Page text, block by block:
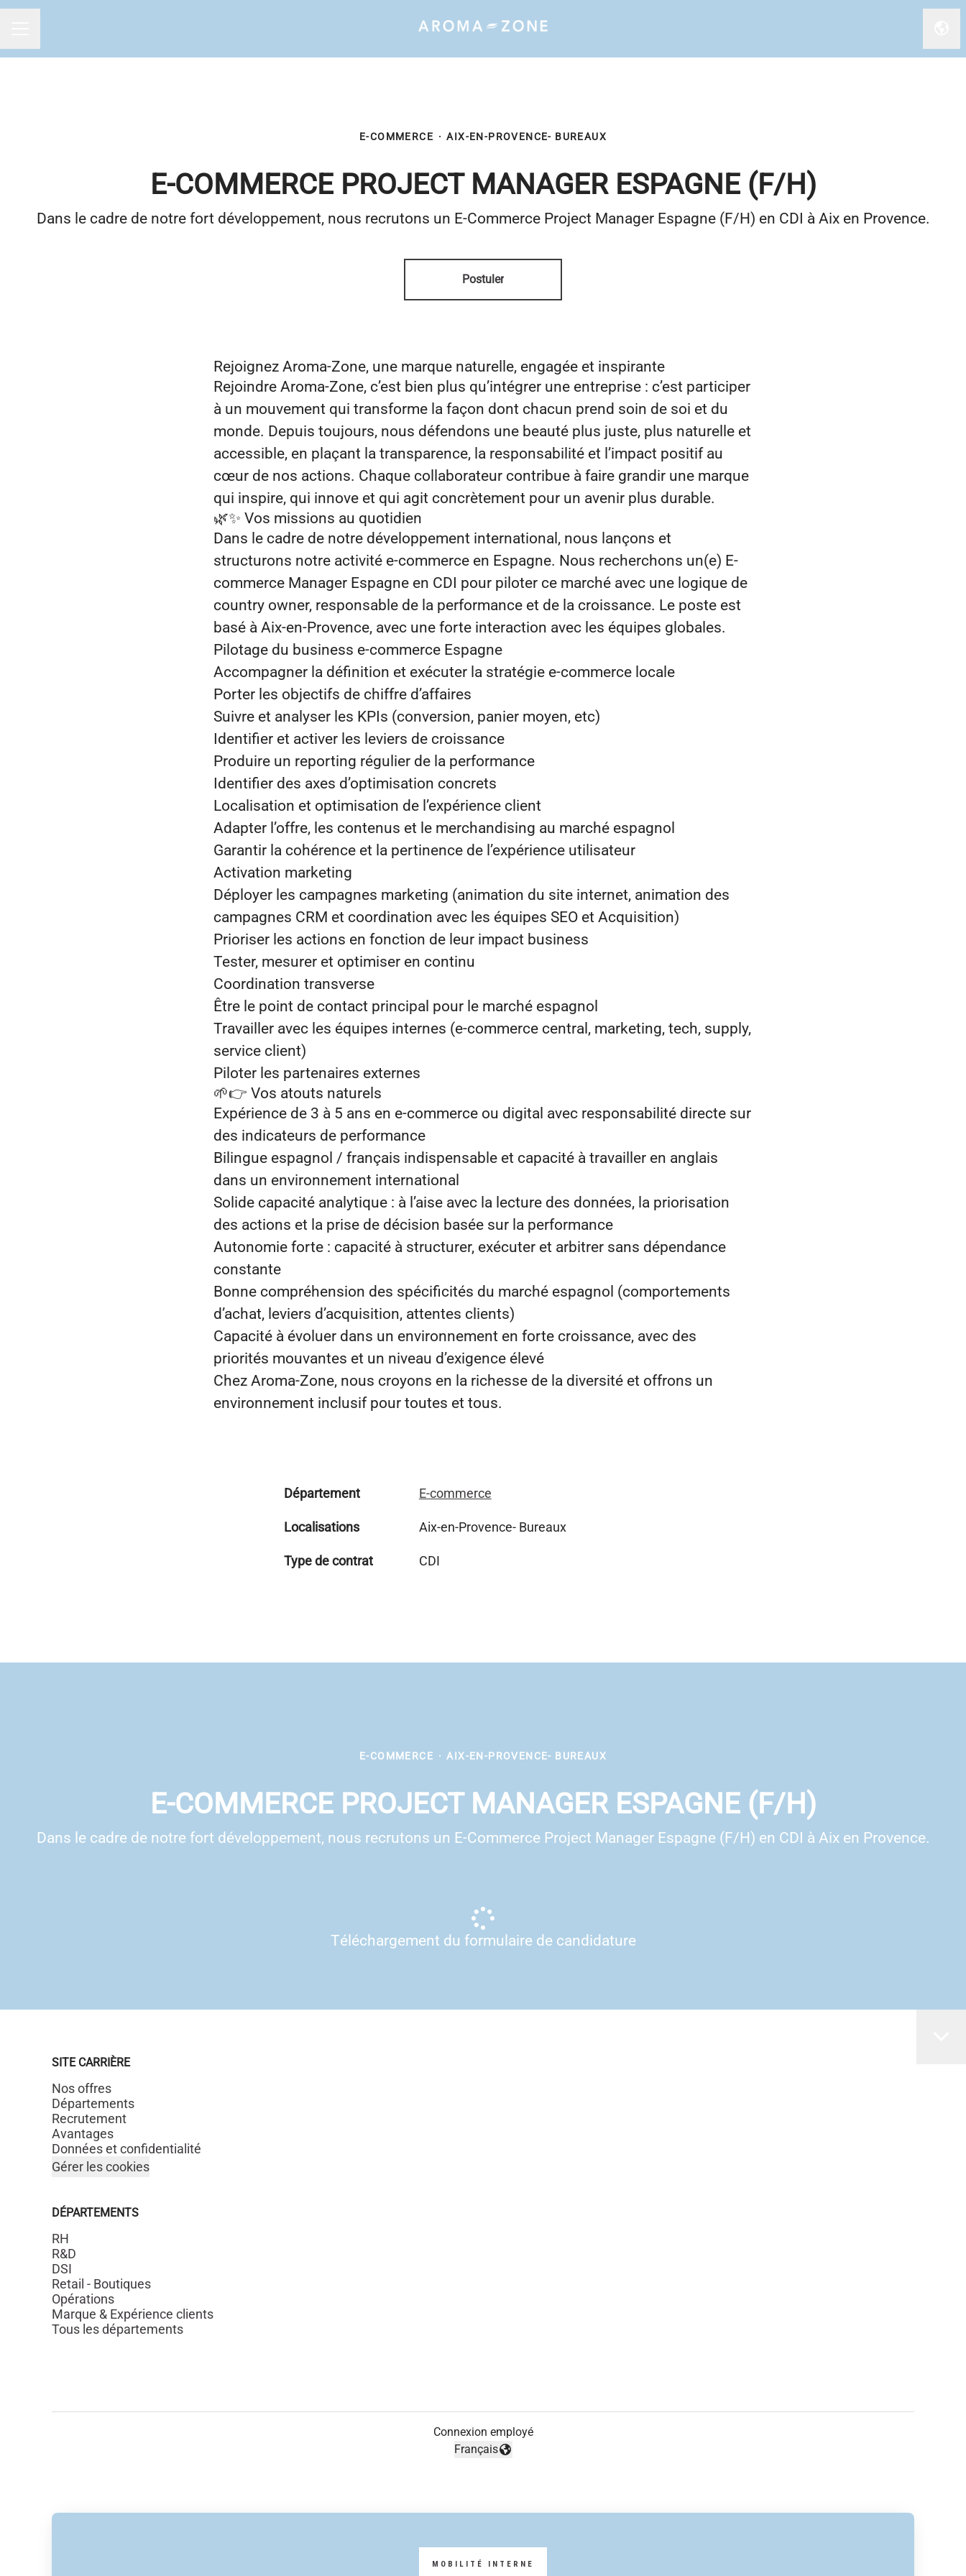
E-COMMERCE · AIX-EN-PROVENCE- BUREAUX
E-COMMERCE PROJECT MANAGER ESPAGNE (F/H)
Dans le cadre de notre fort développement, nous recrutons un E-Commerce Project Manager Espagne (F/H) en CDI à Aix en Provence.
Postuler
Rejoignez Aroma‑Zone, une marque naturelle, engagée et inspirante
Rejoindre Aroma‑Zone, c’est bien plus qu’intégrer une entreprise : c’est participer
à un mouvement qui transforme la façon dont chacun prend soin de soi et du
monde. Depuis toujours, nous défendons une beauté plus juste, plus naturelle et
accessible, en plaçant la transparence, la responsabilité et l’impact positif au
cœur de nos actions. Chaque collaborateur contribue à faire grandir une marque
qui inspire, qui innove et qui agit concrètement pour un avenir plus durable.
🌿✨ Vos missions au quotidien
Dans le cadre de notre développement international, nous lançons et
structurons notre activité e-commerce en Espagne. Nous recherchons un(e) E-
commerce Manager Espagne en CDI pour piloter ce marché avec une logique de
country owner, responsable de la performance et de la croissance. Le poste est
basé à Aix-en-Provence, avec une forte interaction avec les équipes globales.
Pilotage du business e-commerce Espagne
Accompagner la définition et exécuter la stratégie e-commerce locale
Porter les objectifs de chiffre d’affaires
Suivre et analyser les KPIs (conversion, panier moyen, etc)
Identifier et activer les leviers de croissance
Produire un reporting régulier de la performance
Identifier des axes d’optimisation concrets
Localisation et optimisation de l’expérience client
Adapter l’offre, les contenus et le merchandising au marché espagnol
Garantir la cohérence et la pertinence de l’expérience utilisateur
Activation marketing
Déployer les campagnes marketing (animation du site internet, animation des
campagnes CRM et coordination avec les équipes SEO et Acquisition)
Prioriser les actions en fonction de leur impact business
Tester, mesurer et optimiser en continu
Coordination transverse
Être le point de contact principal pour le marché espagnol
Travailler avec les équipes internes (e-commerce central, marketing, tech, supply,
service client)
Piloter les partenaires externes
🌱👉 Vos atouts naturels
Expérience de 3 à 5 ans en e-commerce ou digital avec responsabilité directe sur
des indicateurs de performance
Bilingue espagnol / français indispensable et capacité à travailler en anglais
dans un environnement international
Solide capacité analytique : à l’aise avec la lecture des données, la priorisation
des actions et la prise de décision basée sur la performance
Autonomie forte : capacité à structurer, exécuter et arbitrer sans dépendance
constante
Bonne compréhension des spécificités du marché espagnol (comportements
d’achat, leviers d’acquisition, attentes clients)
Capacité à évoluer dans un environnement en forte croissance, avec des
priorités mouvantes et un niveau d’exigence élevé
Chez Aroma‑Zone, nous croyons en la richesse de la diversité et offrons un
environnement inclusif pour toutes et tous.
Département E-commerce
Localisations Aix-en-Provence- Bureaux
Type de contrat CDI
E-COMMERCE · AIX-EN-PROVENCE- BUREAUX
E-COMMERCE PROJECT MANAGER ESPAGNE (F/H)
Dans le cadre de notre fort développement, nous recrutons un E-Commerce Project Manager Espagne (F/H) en CDI à Aix en Provence.
Téléchargement du formulaire de candidature
SITE CARRIÈRE
Nos offres
Départements
Recrutement
Avantages
Données et confidentialité
Gérer les cookies
DÉPARTEMENTS
RH
R&D
DSI
Retail - Boutiques
Opérations
Marque & Expérience clients
Tous les départements
Connexion employé
Changer la langue
Français